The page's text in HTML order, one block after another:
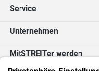
Service
Unternehmen
MitSTREITer werden